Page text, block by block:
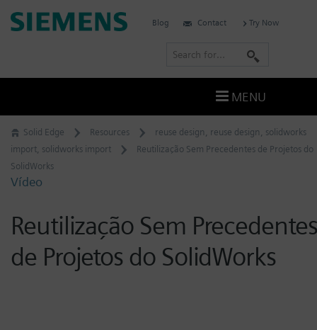
Skip
to
Solid Edge Resources reuse design , reuse design , solidworks
import, solidworks import
Reutilização Sem Precedentes de Projetos do
SolidWorks
Vídeo
Reutilização Sem Precedentes
de Projetos do SolidWorks
Siemens
Blog Contact Try Now
r
c
h
MENU